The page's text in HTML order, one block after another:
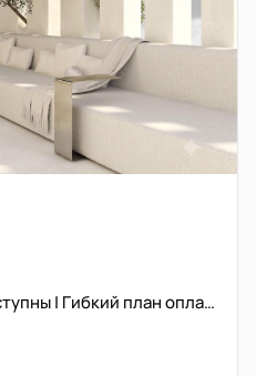
Несколько вариантов доступны | Гибкий план оплаты